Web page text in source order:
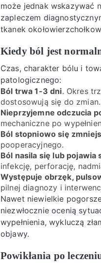
może jednak wskazywać
zapleczem
tkanek
Kiedy ból jest
Czas, charakter bólu i
patologicznego:
Ból trwa 1-3 dni. Okres
dostosowują się do
Nieprzyjemne odczucia
mechaniczne po
Ból stopniowo się
pooperacyjnego.
Ból nasila się lub pojawia
infekcję, perforację,
Występuje obrzęk,
pilnej diagnozy i
Nawet niewielkie
niezwłocznie ocenią
wypełnienia, wykluczą
objawy.
Powikłania po